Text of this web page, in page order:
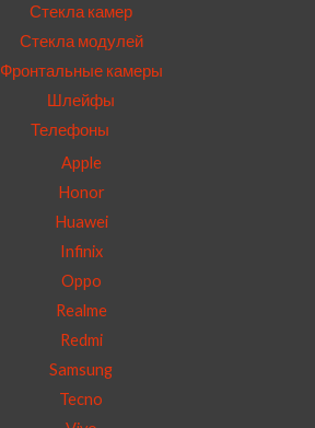
Стекла камер
Стекла модулей
Фронтальные камеры
Шлейфы
Телефоны
Apple
Honor
Huawei
Infinix
Oppo
Realme
Redmi
Samsung
Tecno